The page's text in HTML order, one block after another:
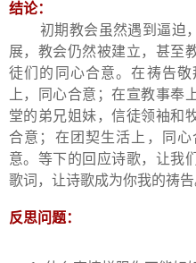
结论：
初期教会虽然遇到逼迫
展，教会仍然被建立，甚至
徒们的同心合意。在祷告
上，同心合意；在宣教事奉
堂的弟兄姐妹，信徒领袖和
合意；在团契生活上，同
意。等下的回应诗歌，让我
歌词，让诗歌成为你我的祷告
反思问题：